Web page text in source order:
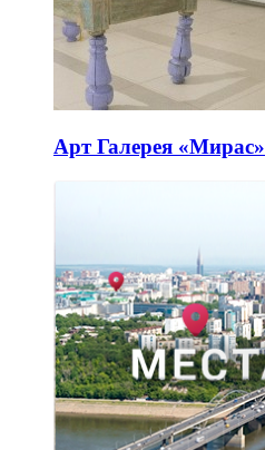
Арт Галерея «Мирас»